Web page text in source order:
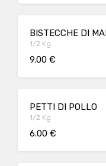
BISTECCHE DI
1/2 Kg
9.00 €
PETTI DI POLLO
1/2 Kg
6.00 €